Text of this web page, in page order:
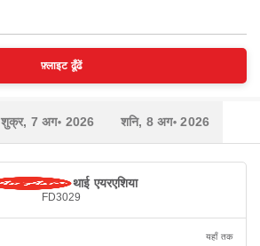
फ़्लाइट ढूँढें
शुक्र, 7 अग॰ 2026 शनि, 8 अग॰ 2026
थाई एयरएशिया
FD3029
यहाँ तक